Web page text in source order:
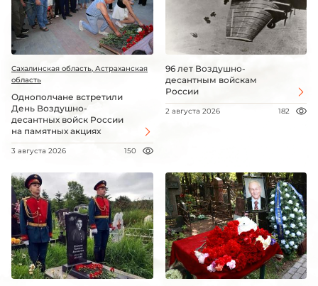
Сахалинская область, Астраханская
область
Однополчане встретили
День Воздушно-
десантных войск России
на памятных акциях
3 августа 2026 150
96 лет Воздушно-
десантным войскам
России
2 августа 2026 182